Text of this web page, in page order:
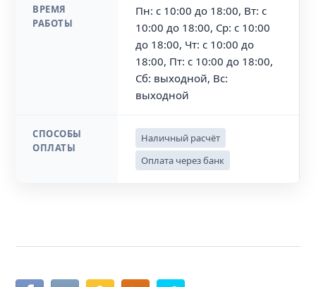
ВРЕМЯ
РАБОТЫ
Пн: с 10:00 до 18:00, Вт: с
10:00 до 18:00, Ср: с 10:00
до 18:00, Чт: с 10:00 до
18:00, Пт: с 10:00 до 18:00,
Сб: выходной, Вс:
выходной
СПОСОБЫ
ОПЛАТЫ
Наличный расчёт
Оплата через банк